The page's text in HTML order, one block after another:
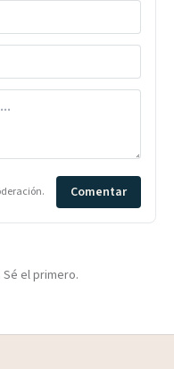
Comentar
el primero.